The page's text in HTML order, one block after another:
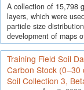
A collection of 15,798
layers, which were
particle size
development of maps
Training Field Soil
Carbon Stock
Soil Collection 3,